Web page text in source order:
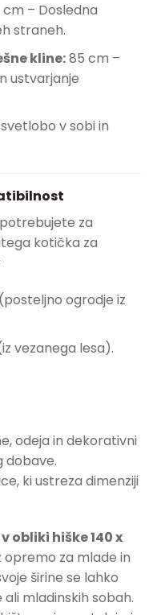
– Dosledna
straneh.
kline:85 cm –
ustvarjanje
v sobi in
za
kotička za
ogrodje iz
vezanega lesa).
odeja in dekorativni
dobave.
ki ustreza dimenziji
obliki hiške 140 x
opremo za mlade in
širine se lahko
mladinskih sobah.